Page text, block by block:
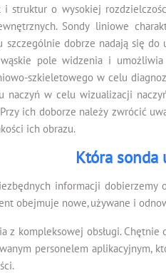
i struktur o wysokiej
Sondy liniowe
szczególnie dobrze nadają się
pole widzenia i
szkieletowego w celu
naczyń w celu wizualizacji
ich doborze należy zwrócić
ich obrazu.
Która sonda
informacji dobierzemy
obejmuje nowe, używane i
z kompleksowej obsługi.
personelem aplikacyjnym,